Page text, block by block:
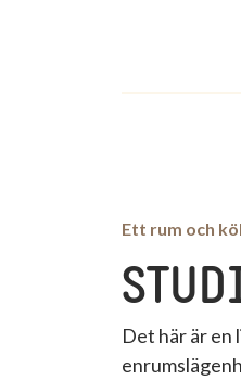
Ett rum och
Det här är en